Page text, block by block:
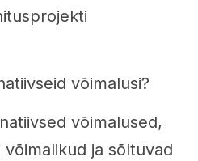
võimalusi?
võimalused,
ja sõltuvad